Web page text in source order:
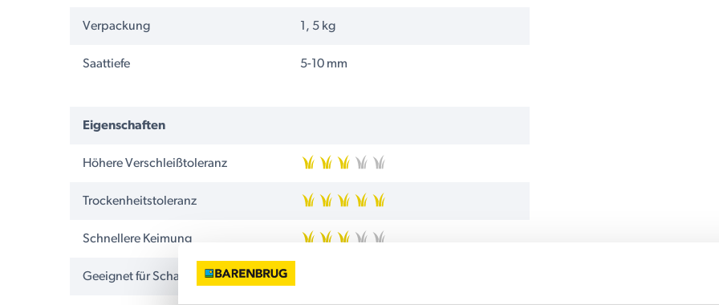
Verpackung 1, 5 kg
Saattiefe 5-10 mm
Eigenschaften
Höhere Verschleißtoleranz
Trockenheitstoleranz
Schnellere Keimung
Geeignet für Schatten